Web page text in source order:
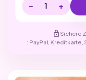
− +
lock Sichere
: PayPal, Kreditkarte,